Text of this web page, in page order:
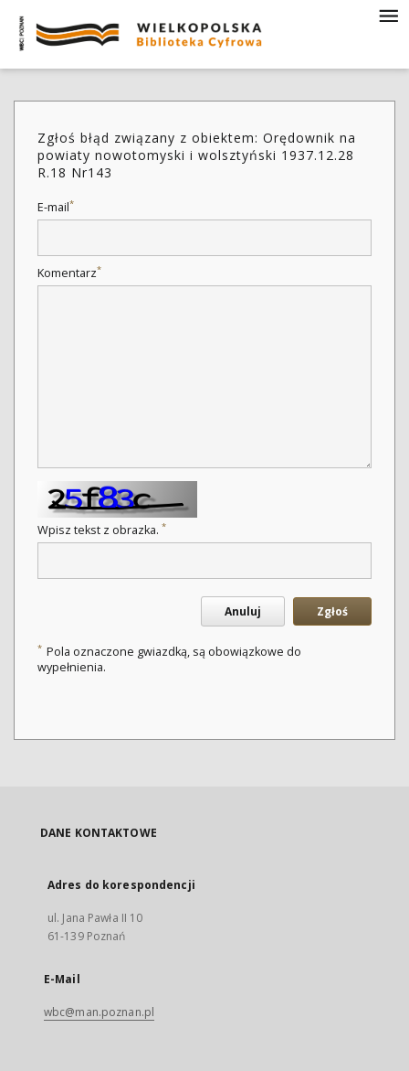
Zgłoś błąd związany z obiektem: Orędownik na
powiaty nowotomyski i wolsztyński 1937.12.28
R.18 Nr143
E-mail*
Komentarz*
Wpisz tekst z obrazka. *
Anuluj Zgłoś
* Pola oznaczone gwiazdką, są obowiązkowe do
wypełnienia.
DANE KONTAKTOWE
Adres do korespondencji
ul. Jana Pawła II 10
61-139 Poznań
E-Mail
wbc@man.poznan.pl